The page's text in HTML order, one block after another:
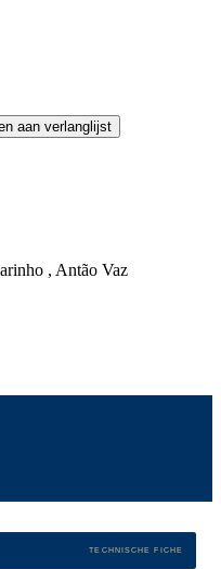
aan verlanglijst
, Antão Vaz